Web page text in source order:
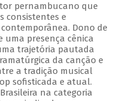
pernambucano que
consistentes e
Dono de
presença cênica
trajetória pautada
da canção e
a tradição musical
sofisticada e atual.
na categoria